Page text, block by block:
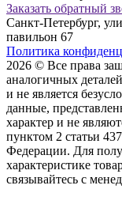
Заказать обратный
Санкт-Петербург,
павильон 67
Политика
2026 © Все права
аналогичных
и не является
данные,
характер и не
пунктoм 2 стaтьи
Федерации. Для
харaктеристике
связывaйтесь с